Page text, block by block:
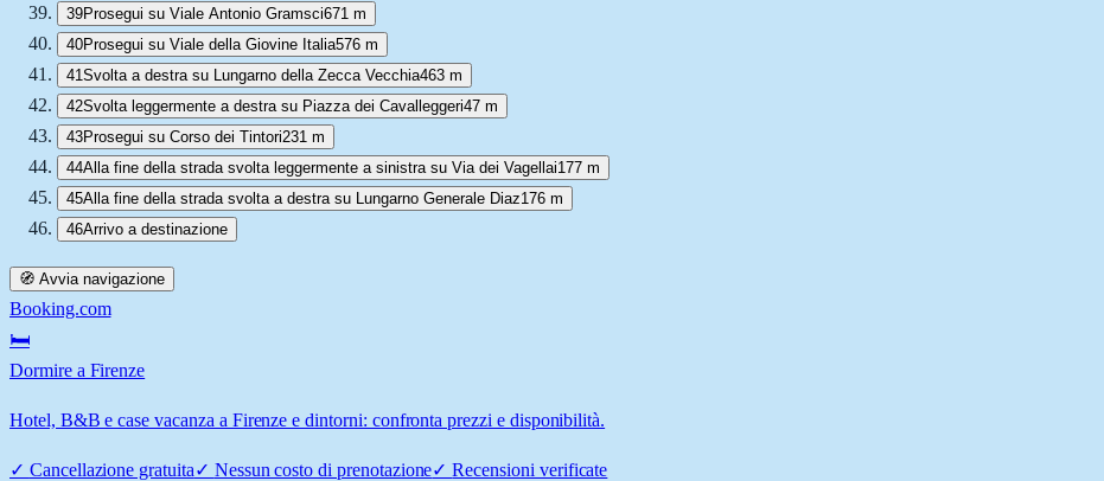
39Prosegui su Viale Antonio Gramsci671 m
40Prosegui su Viale della Giovine Italia576 m
41Svolta a destra su Lungarno della Zecca Vecchia463 m
42Svolta leggermente a destra su Piazza dei Cavalleggeri47 m
43Prosegui su Corso dei Tintori231 m
44Alla fine della strada svolta leggermente a sinistra su Via dei Vagellai177 m
45Alla fine della strada svolta a destra su Lungarno Generale Diaz176 m
46Arrivo a destinazione
🧭 Avvia navigazione
Booking.com
🛏️
Dormire a Firenze
Hotel, B&B e case vacanza a Firenze e dintorni: confronta prezzi e disponibilità.
✓ Cancellazione gratuita✓ Nessun costo di prenotazione✓Recensioni verificate